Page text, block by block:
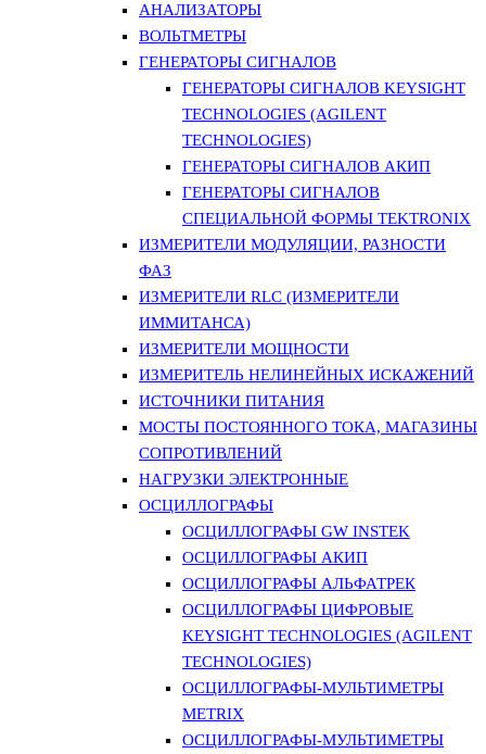
АНАЛИЗАТОРЫ
ВОЛЬТМЕТРЫ
ГЕНЕРАТОРЫ СИГНАЛОВ
ГЕНЕРАТОРЫ СИГНАЛОВ KEYSIGHT
TECHNOLOGIES (AGILENT
TECHNOLOGIES)
ГЕНЕРАТОРЫ СИГНАЛОВ АКИП
ГЕНЕРАТОРЫ СИГНАЛОВ
СПЕЦИАЛЬНОЙ ФОРМЫ TEKTRONIX
ИЗМЕРИТЕЛИ МОДУЛЯЦИИ, РАЗНОСТИ
ФАЗ
ИЗМЕРИТЕЛИ RLC (ИЗМЕРИТЕЛИ
ИММИТАНСА)
ИЗМЕРИТЕЛИ МОЩНОСТИ
ИЗМЕРИТЕЛЬ НЕЛИНЕЙНЫХ ИСКАЖЕНИЙ
ИСТОЧНИКИ ПИТАНИЯ
МОСТЫ ПОСТОЯННОГО ТОКА, МАГАЗИНЫ
СОПРОТИВЛЕНИЙ
НАГРУЗКИ ЭЛЕКТРОННЫЕ
ОСЦИЛЛОГРАФЫ
ОСЦИЛЛОГРАФЫ GW INSTEK
ОСЦИЛЛОГРАФЫ АКИП
ОСЦИЛЛОГРАФЫ АЛЬФАТРЕК
ОСЦИЛЛОГРАФЫ ЦИФРОВЫЕ
KEYSIGHT TECHNOLOGIES (AGILENT
TECHNOLOGIES)
ОСЦИЛЛОГРАФЫ-МУЛЬТИМЕТРЫ
METRIX
ОСЦИЛЛОГРАФЫ-МУЛЬТИМЕТРЫ